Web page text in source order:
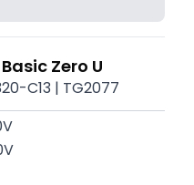
Zero U
C13 | TG2077